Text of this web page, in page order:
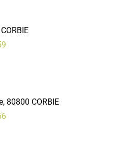
80800 CORBIE